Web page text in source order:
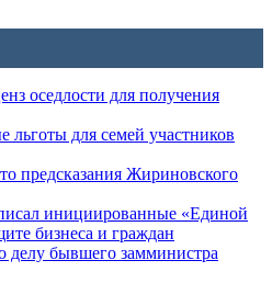
оседлости для получения
для семей участников
предсказания Жириновского
инициированные «Единой
бизнеса и граждан
делу бывшего замминистра